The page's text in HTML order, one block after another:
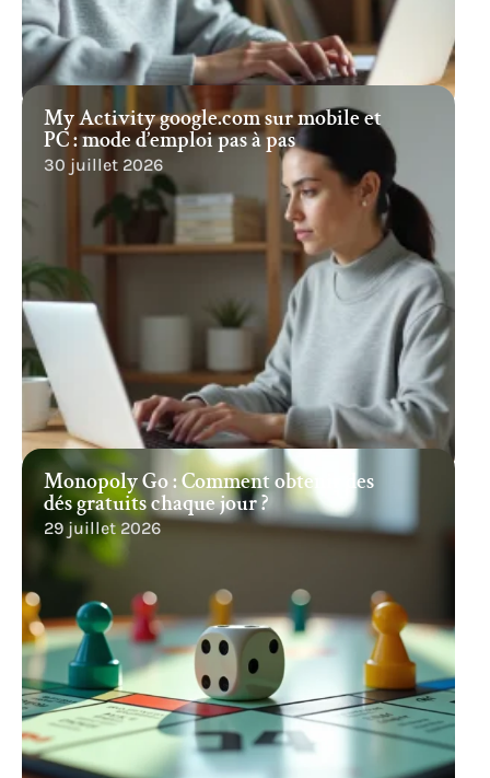
My Activity google.com sur mobile et
PC : mode d’emploi pas à pas
30 juillet 2026
Monopoly Go : Comment obtenir des
dés gratuits chaque jour ?
29 juillet 2026